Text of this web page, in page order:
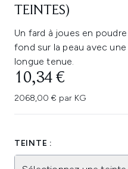
TEINTES)
Un fard à joues en
fond sur la peau avec
longue tenue.
10,34 €
2068,00 € par KG
TEINTE :